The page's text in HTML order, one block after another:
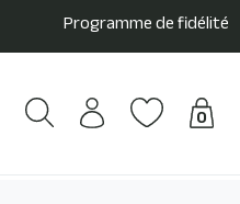
Programme de fidélité
0